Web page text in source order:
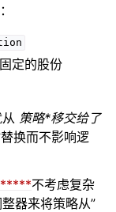
定的股份
策略*移交给了
换而不影响逻
****不考虑复杂
器来将策略从”